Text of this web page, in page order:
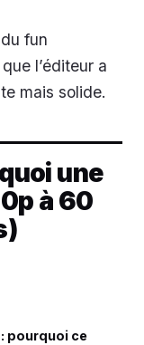
fun
l’éditeur a
mais solide.
une
à 60
: pourquoi ce